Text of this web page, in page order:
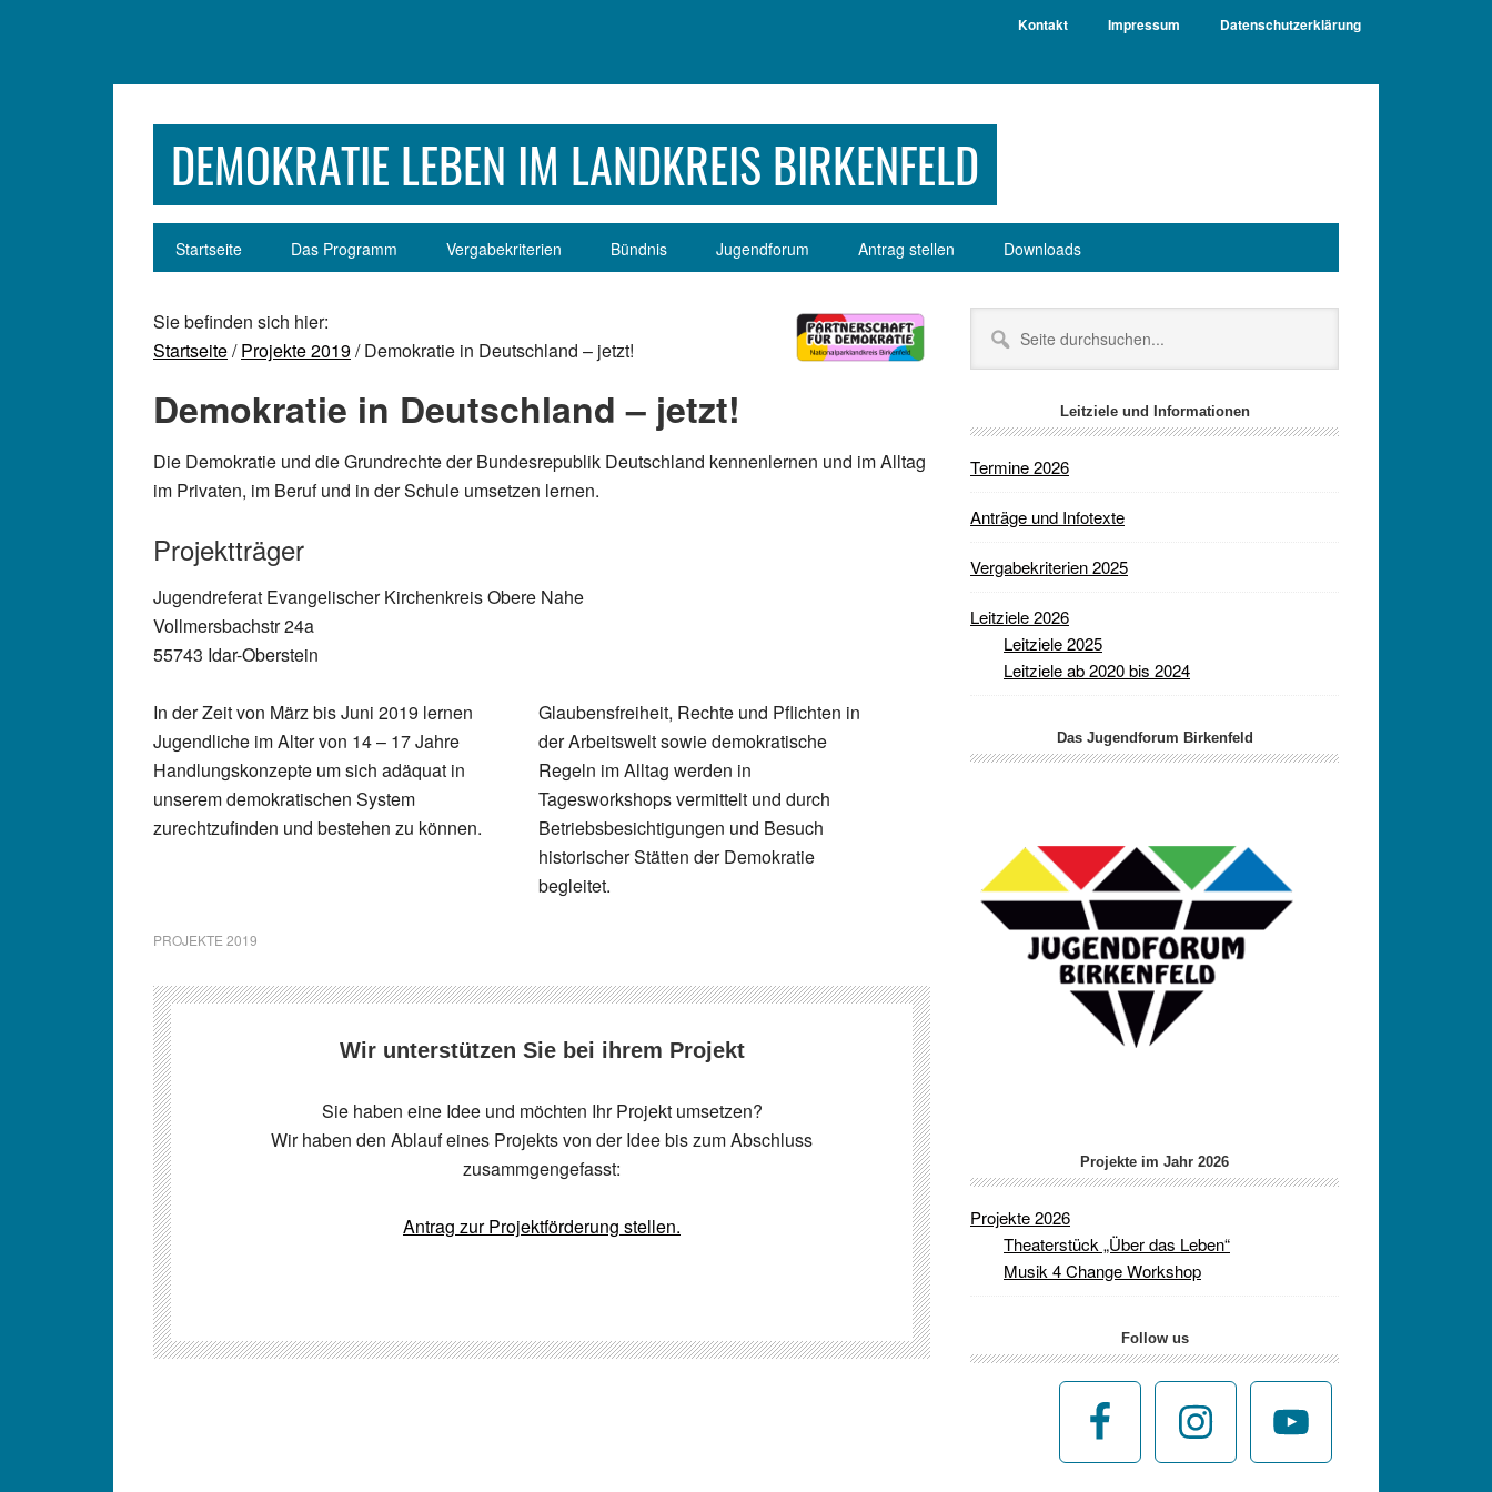
Kontakt Impressum Datenschutzerklärung
DEMOKRATIE LEBEN IM LANDKREIS BIRKENFELD
Startseite Das Programm Vergabekriterien Bündnis Jugendforum Antrag stellen Downloads
Sie befinden sich hier:
Startseite/Projekte 2019/ Demokratie in Deutschland – jetzt!
Demokratie in Deutschland – jetzt!
Die Demokratie und die Grundrechte der Bundesrepublik Deutschland kennenlernen und im Alltag
im Privaten, im Beruf und in der Schule umsetzen lernen.
Projektträger
Jugendreferat Evangelischer Kirchenkreis Obere Nahe
Vollmersbachstr 24a
55743 Idar-Oberstein
In der Zeit von März bis Juni 2019 lernen
Jugendliche im Alter von 14 – 17 Jahre
Handlungskonzepte um sich adäquat in
unserem demokratischen System
zurechtzufinden und bestehen zu können.
Glaubensfreiheit, Rechte und Pflichten in
der Arbeitswelt sowie demokratische
Regeln im Alltag werden in
Tagesworkshops vermittelt und durch
Betriebsbesichtigungen und Besuch
historischer Stätten der Demokratie
begleitet.
PROJEKTE 2019
Wir unterstützen Sie bei ihrem Projekt
Sie haben eine Idee und möchten Ihr Projekt umsetzen?
Wir haben den Ablauf eines Projekts von der Idee bis zum Abschluss
zusammgengefasst:
Antrag zur Projektförderung stellen.
Seitenspalte
durchsuchen...
Leitziele und Informationen
Termine 2026
Anträge und Infotexte
Vergabekriterien 2025
Leitziele 2026
Leitziele 2025
Leitziele ab 2020 bis 2024
Das Jugendforum Birkenfeld
Projekte im Jahr 2026
Projekte 2026
Theaterstück „Über das Leben“
Musik 4 Change Workshop
Follow us